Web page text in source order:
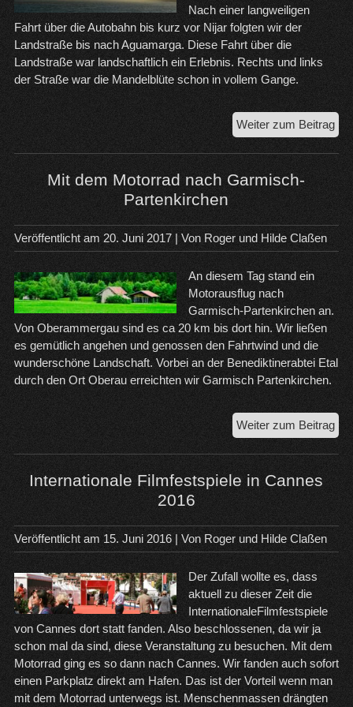
Nach einer langweiligen
Fahrt über die Autobahn bis kurz vor Nijar folgten wir der
Landstraße bis nach Aguamarga. Diese Fahrt über die
Landstraße war landschaftlich ein Erlebnis. Rechts und links
der Straße war die Mandelblüte schon in vollem Gange.
Weiter zum Beitrag
Mit dem Motorrad nach Garmisch-
Partenkirchen
Veröffentlicht am 20. Juni 2017| Von Roger und Hilde Claßen
An diesem Tag stand ein
Motorausflug nach
Garmisch-Partenkirchen an.
Von Oberammergau sind es ca 20 km bis dort hin. Wir ließen
es gemütlich angehen und genossen den Fahrtwind und die
wunderschöne Landschaft. Vorbei an der Benediktinerabtei Etal
durch den Ort Oberau erreichten wir Garmisch Partenkirchen.
Weiter zum BeitragMit
Internationale Filmfestspiele in Cannes
2016
Veröffentlicht am 15. Juni 2016| Von Roger und Hilde Claßen
Der Zufall wollte es, dass
aktuell zu dieser Zeit die
InternationaleFilmfestspiele
von Cannes dort statt fanden. Also beschlossenen, da wir ja
schon mal da sind, diese Veranstaltung zu besuchen. Mit dem
Motorrad ging es so dann nach Cannes. Wir fanden auch sofort
einen Parkplatz direkt am Hafen. Das ist der Vorteil wenn man
mit dem Motorrad unterwegs ist. Menschenmassen drängten